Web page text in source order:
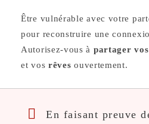
Être vulnérable avec votre
pour reconstruire une
Autorisez-vous à partager
et vos rêves ouvertement.
En faisant preuve